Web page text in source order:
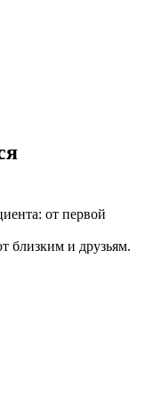
от первой
близким и друзьям.